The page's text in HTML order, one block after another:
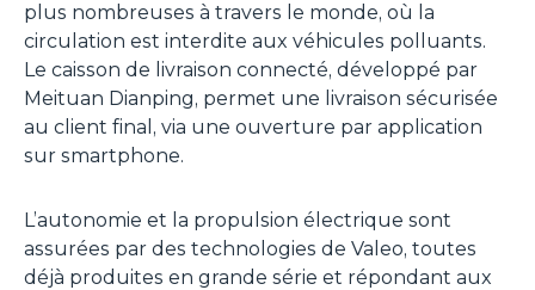
plus nombreuses à travers le monde, où la
circulation est interdite aux véhicules polluants.
Le caisson de livraison connecté, développé par
Meituan Dianping, permet une livraison sécurisée
au client final, via une ouverture par application
sur smartphone.
L’autonomie et la propulsion électrique sont
assurées par des technologies de Valeo, toutes
déjà produites en grande série et répondant aux